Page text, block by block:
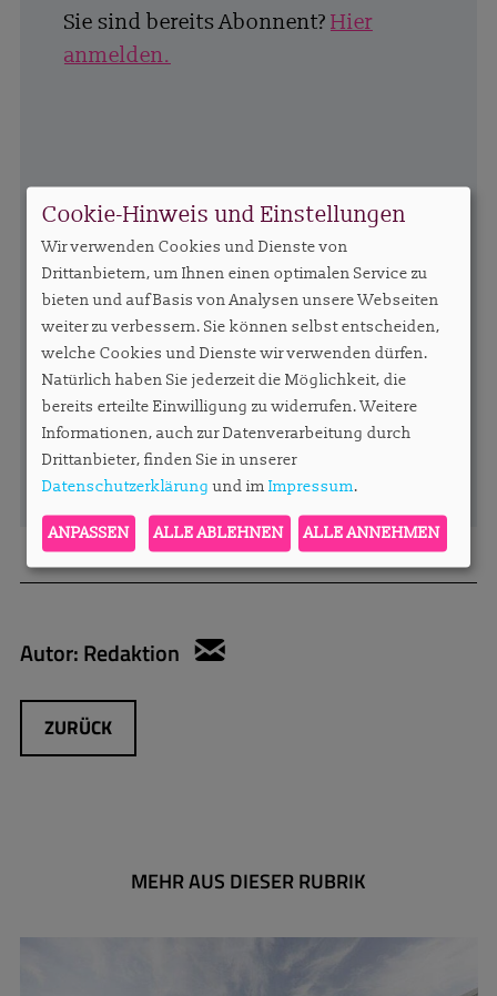
Sie sind bereits Abonnent? Hier
anmelden.
Autor:Redaktion
ZURÜCK
MEHR AUS DIESER RUBRIK
Cookie-Hinweis und Einstellungen
Wir verwenden Cookies und Dienste von
Drittanbietern, um Ihnen einen optimalen Service zu
bieten und auf Basis von Analysen unsere Webseiten
weiter zu verbessern. Sie können selbst entscheiden,
welche Cookies und Dienste wir verwenden dürfen.
Natürlich haben Sie jederzeit die Möglichkeit, die
bereits erteilte Einwilligung zu widerrufen. Weitere
Informationen, auch zur Datenverarbeitung durch
Drittanbieter, finden Sie in unserer
Datenschutzerklärung und im Impressum.
ANPASSEN ALLE ABLEHNEN ALLE ANNEHMEN